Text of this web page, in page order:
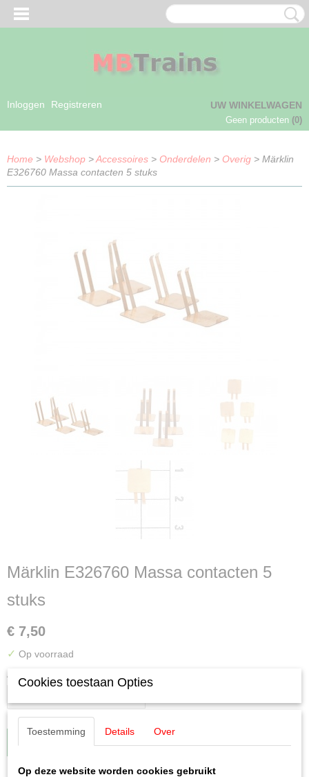
Inloggen Registreren UW WINKELWAGEN
Geen producten (0)
Home > Webshop >Accessoires > Onderdelen > Overig > Märklin
E326760 Massa contacten 5 stuks
Märklin E326760 Massa contacten 5
stuks
€ 7,50
✓ Op voorraad
Aantal
Cookies toestaan Opties
Toestemming Details Over
Op deze website worden cookies gebruikt